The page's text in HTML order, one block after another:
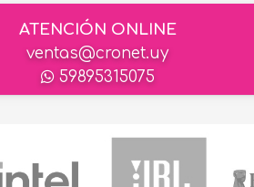
ATENCIÓN ONLINE
ventas@cronet.uy
59895315075